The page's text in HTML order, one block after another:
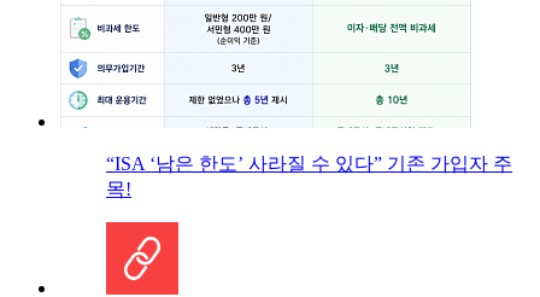
“ISA ‘남은 한도’ 사라질 수 있다” 기존 가입자 주
목!